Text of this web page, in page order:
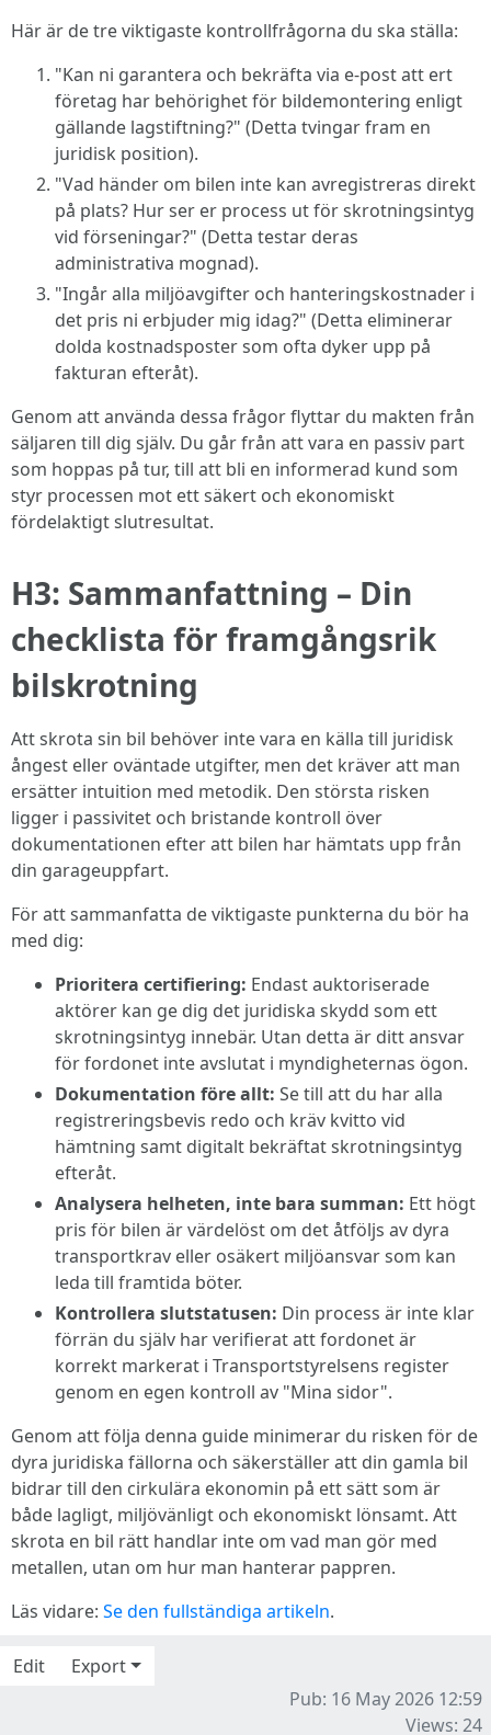
Här är de tre viktigaste kontrollfrågorna du ska ställa:
"Kan ni garantera och bekräfta via e-post att ert
företag har behörighet för bildemontering enligt
gällande lagstiftning?" (Detta tvingar fram en
juridisk position).
"Vad händer om bilen inte kan avregistreras direkt
på plats? Hur ser er process ut för skrotningsintyg
vid förseningar?" (Detta testar deras
administrativa mognad).
"Ingår alla miljöavgifter och hanteringskostnader i
det pris ni erbjuder mig idag?" (Detta eliminerar
dolda kostnadsposter som ofta dyker upp på
fakturan efteråt).
Genom att använda dessa frågor flyttar du makten från
säljaren till dig själv. Du går från att vara en passiv part
som hoppas på tur, till att bli en informerad kund som
styr processen mot ett säkert och ekonomiskt
fördelaktigt slutresultat.
H3: Sammanfattning – Din
checklista för framgångsrik
bilskrotning
Att skrota sin bil behöver inte vara en källa till juridisk
ångest eller oväntade utgifter, men det kräver att man
ersätter intuition med metodik. Den största risken
ligger i passivitet och bristande kontroll över
dokumentationen efter att bilen har hämtats upp från
din garageuppfart.
För att sammanfatta de viktigaste punkterna du bör ha
med dig:
Prioritera certifiering: Endast auktoriserade
aktörer kan ge dig det juridiska skydd som ett
skrotningsintyg innebär. Utan detta är ditt ansvar
för fordonet inte avslutat i myndigheternas ögon.
Dokumentation före allt: Se till att du har alla
registreringsbevis redo och kräv kvitto vid
hämtning samt digitalt bekräftat skrotningsintyg
efteråt.
Analysera helheten, inte bara summan: Ett högt
pris för bilen är värdelöst om det åtföljs av dyra
transportkrav eller osäkert miljöansvar som kan
leda till framtida böter.
Kontrollera slutstatusen: Din process är inte klar
förrän du själv har verifierat att fordonet är
korrekt markerat i Transportstyrelsens register
genom en egen kontroll av "Mina sidor".
Genom att följa denna guide minimerar du risken för de
dyra juridiska fällorna och säkerställer att din gamla bil
bidrar till den cirkulära ekonomin på ett sätt som är
både lagligt, miljövänligt och ekonomiskt lönsamt. Att
skrota en bil rätt handlar inte om vad man gör med
metallen, utan om hur man hanterar pappren.
Läs vidare: Se den fullständiga artikeln.
Edit
Export
Pub: 16 May 2026 12:59
Views: 24